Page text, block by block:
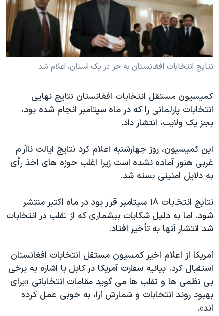
فرهنگ و زندگی
حقوق شهروندی
علم و فناوری
گالری عکس
آرشیو پخش زنده
مستندها
انتخابات ریاست جمهوری آمریکا ۲۰۲۴
حمله جمهوری اسلامی به اسرائیل
رمز مهسا
اعتراضات زن، زندگی، آزادی
مجموعه مستندهای دادخواهی
دادگاه حمید نوری
چهل سال گروگان‌گیری
اعتراضات مردمی آبان ۹۸
اسرائیل در جنگ
همایش محافظه‌کاران آمریکا «سی‌پک»
صفحه‌های ویژه
سفر پرزیدنت ترامپ به چین
دنبال کنید
زبانهای مختلف
نتایج انتخابات افغانستان به جز در یک استان، اعلام شد
کمیسیون مستقل انتخابات افغانستان نتایج نهایی
انتخابات پارلمانی را که در ماه سپتامبر انجام شده بود،
بجز یک ولایت، انتشار داد.
این کمیسیون، روز چهارشنبه اعلام کرد نتایج ایالت ناآرام
غربی هنوز آماده نشده است زیرا اغلب حوزه های اخذ رأی
به دلایل امنیتی بسته شد.
نتایج انتخابات ۱۸ سپتامبر قرار بود در ماه اکتبر منتشر
شود، اما به دلیل شکایات بیشماری که از تقلب در انتخابات
شد انتشار آنها به تأخیر افتاد.
آمریکا از اعلام اخیر کمسیون مستقل انتخابات افغانستان
استقبال کرد. بیانیه سفارت آمریکا در کابل با اشاره به برخی
بی نظمی ها و تقلب ها می گوید مقامات انتخاباتی «برای
بهبود روند انتخابات و شمارش آرا، به خوبی عمل کرده
اند».